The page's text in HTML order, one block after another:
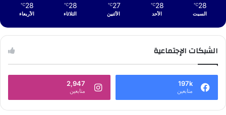
28
℃
السبت
28
℃
الأحد
27
℃
الأثنين
28
℃
الثلاثاء
28
℃
الأربعاء
الشبكات الإجتماعية
197k
متابعين
2,947
متابعين